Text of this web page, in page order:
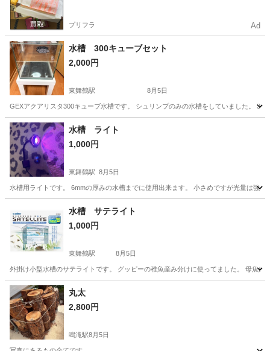
プリフラ Ad
水槽 300キューブセット
2,000円
東舞鶴駅 8月5日
GEXアクアリスタ300キューブ水槽です。 シュリンプのみの水槽をしていました。
京都 舞鶴市 東舞鶴駅
水槽 ライト
1,000円
東舞鶴駅 8月5日
水槽用ライトです。 6mmの厚みの水槽までに使用出来ます。 小さめですが光量は強
東舞鶴駅 その他
水槽 サテライト
1,000円
東舞鶴駅 8月5日
外掛け小型水槽のサテライトです。 グッピーの稚魚産み分けに使ってました。 母魚
京都 舞鶴市 東舞鶴駅
丸太
2,800円
鳴滝駅8月5日